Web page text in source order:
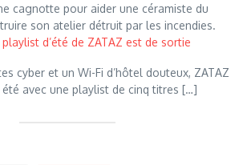
cagnotte pour aider une céramiste du
son atelier détruit par les incendies.
playlist d’été de ZATAZ est de sortie
cyber et un Wi-Fi d’hôtel douteux, ZATAZ
avec une playlist de cinq titres […]